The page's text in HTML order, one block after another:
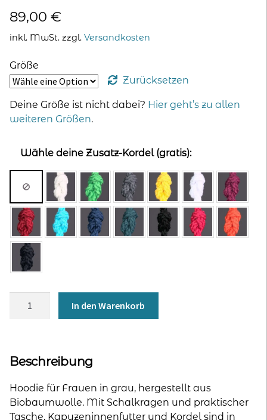
89,00 €
inkl. MwSt. zzgl. Versandkosten
Größe
Zurücksetzen
Deine Größe ist nicht dabei? Hier geht’s zu allen
weiteren Größen.
Wähle deine Zusatz-Kordel (gratis):
grau
In den Warenkorb
Beschreibung
Hoodie für Frauen in grau, hergestellt aus
Biobaumwolle. Mit Schalkragen und praktischer
Tasche. Kapuzeninnenfutter und Kordel sind in